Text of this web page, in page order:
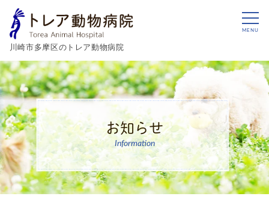
川崎市多摩区のトレア動物病院
MENU
お知らせ
Information